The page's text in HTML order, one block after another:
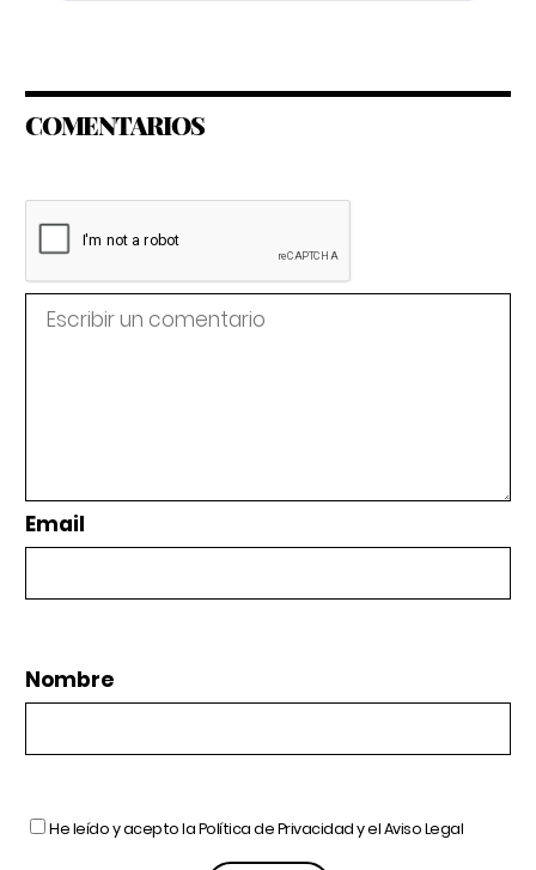
COMENTARIOS
Email
Nombre
He leído y acepto laPolítica de Privacidady elAviso Legal